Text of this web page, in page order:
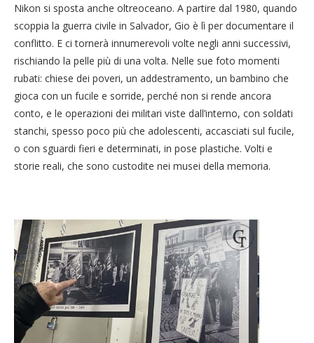
Nikon si sposta anche oltreoceano. A partire dal 1980, quando
scoppia la guerra civile in Salvador, Gio è lì per documentare il
conflitto. E ci tornerà innumerevoli volte negli anni successivi,
rischiando la pelle più di una volta. Nelle sue foto momenti
rubati: chiese dei poveri, un addestramento, un bambino che
gioca con un fucile e sorride, perché non si rende ancora
conto, e le operazioni dei militari viste dall’interno, con soldati
stanchi, spesso poco più che adolescenti, accasciati sul fucile,
o con sguardi fieri e determinati, in pose plastiche. Volti e
storie reali, che sono custodite nei musei della memoria.